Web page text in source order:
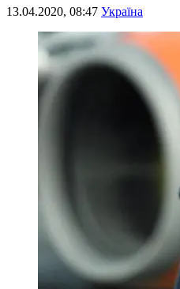
13.04.2020, 08:47 Україна